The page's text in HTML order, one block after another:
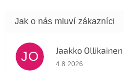
JO Jaakko Ollikainen
Hodnocení obchodu
4.8.2026